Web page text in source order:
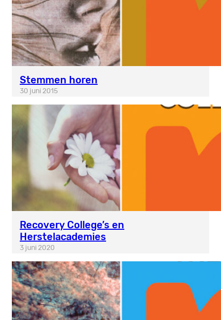
Stemmen horen
30 juni 2015
Recovery College’s en
Herstelacademies
3 juni 2020